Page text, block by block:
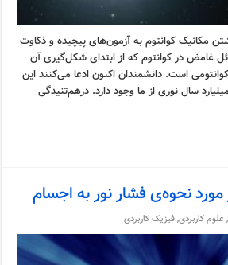
مکانیک کوانتوم به آزمون‌های پیچیده و ذکاوت
غامض در کوانتوم که از ابتدای شکل‌گیری آن
است. دانشمندان اکنون ادعا می‌کنند این
پدیده حتی در فاصله‌ی ۱۲ میلیارد سال نوری از ما وجود دارد. درهم‌تنیدگی
نحوه‌ی فشار نور به اجسام
,علوم کاربردی,فیزیک کاربردی